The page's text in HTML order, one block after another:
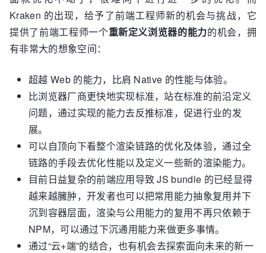
Kraken 的出现，给予了前端工程师新的机会与挑战，它
提供了前端工程师一个重新定义浏览器的能力的机会，拥
有非常大的想象空间：
超越 Web 的能力，比肩 Native 的性能与体验。
比浏览器厂商更快地实现标准，站在标准的前沿定义
问题，通过实现的能力去反推标准，促进行业的发
展。
可以自顶向下看整个渲染链路的优化及体验，通过全
链路的手段去优化性能以及定义一些新的渲染能力。
目前日益复杂的前端应用导致 JS bundle 的已经显得
越来越臃肿，开发者也可以把常用能力抽象复用并下
沉到容器层面，渲染与公用能力的复用不再只依赖于
NPM，可以通过下沉通用能力来做更多事情。
通过“云+端”的结合，也有机会去探索面向未来的新一